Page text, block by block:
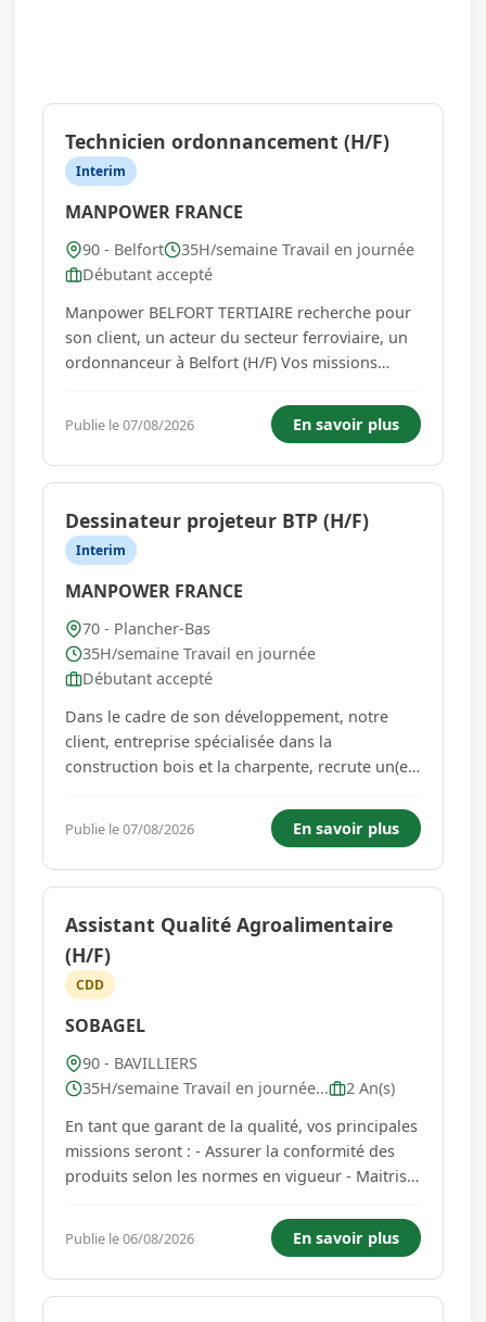
Technicien ordonnancement (H/F)
Interim
MANPOWER FRANCE
90 - Belfort
35H/semaine Travail en journée
Débutant accepté
Manpower BELFORT TERTIAIRE recherche pour
son client, un acteur du secteur ferroviaire, un
ordonnanceur à Belfort (H/F) Vos missions
planifiés, les lancer pour les transformer en
ordre de fabrication. Dé...
Publie le 07/08/2026 En savoir plus
Dessinateur projeteur BTP (H/F)
Interim
MANPOWER FRANCE
70 - Plancher-Bas
35H/semaine Travail en journée
Débutant accepté
Dans le cadre de son développement, notre
client, entreprise spécialisée dans la
construction bois et la charpente, recrute un(e)
bureau d'études, vous intervenez sur la
conception et la modélisation de projets bois :
Réalisation des plans d'exéc...
Publie le 07/08/2026 En savoir plus
Assistant Qualité Agroalimentaire
(H/F)
CDD
SOBAGEL
90 - BAVILLIERS
35H/semaine Travail en journée...
2 An(s)
En tant que garant de la qualité, vos principales
missions seront : - Assurer la conformité des
produits selon les normes en vigueur - Maitrise
les contrôles qualité tout au long de la chaîne
de production - Participer au développement et
à la mi...
Publie le 06/08/2026 En savoir plus